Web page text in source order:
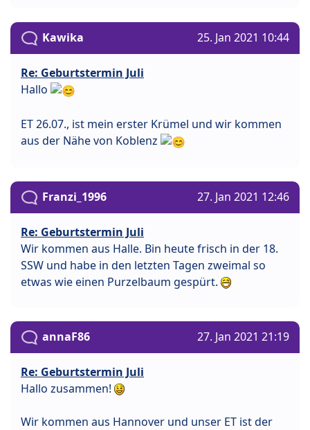
Kawika 25. Jan 2021 10:44
Re: Geburtstermin Juli
Hallo
ET 26.07., ist mein erster Krümel und wir kommen
aus der Nähe von Koblenz
Franzi_1996 27. Jan 2021 12:46
Re: Geburtstermin Juli
Wir kommen aus Halle. Bin heute frisch in der 18.
SSW und habe in den letzten Tagen zweimal so
etwas wie einen Purzelbaum gespürt.
annaF86 27. Jan 2021 21:19
Re: Geburtstermin Juli
Hallo zusammen!
Wir kommen aus Hannover und unser ET ist der